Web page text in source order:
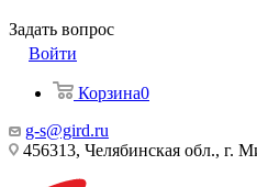
Задать вопрос
Войти
Корзина0
g-s@gird.ru
456313, Челябинская обл., г.